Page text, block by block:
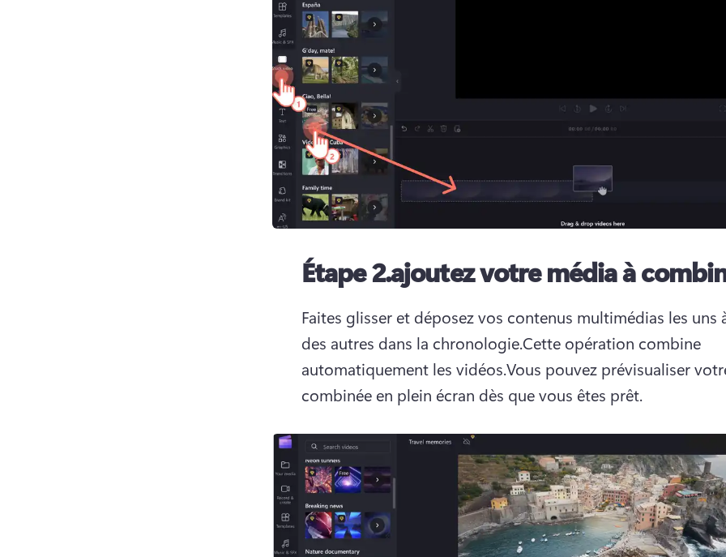
Étape 2.ajoutez votre média à
Faites glisser et déposez vos contenus multimédias les uns
des autres dans la chronologie.Cette opération combine
automatiquement les vidéos.Vous pouvez prévisualiser
combinée en plein écran dès que vous êtes prêt.